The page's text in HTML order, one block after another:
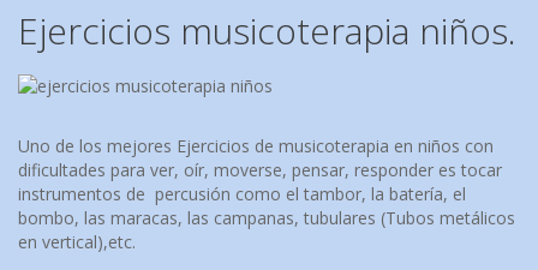
Ejercicios musicoterapia niños.
Uno de los mejores Ejercicios de musicoterapia en niños con
dificultades para ver, oír, moverse, pensar, responder es tocar
instrumentos de percusión como el tambor, la batería, el
bombo, las maracas, las campanas, tubulares (Tubos metálicos
en vertical),etc.